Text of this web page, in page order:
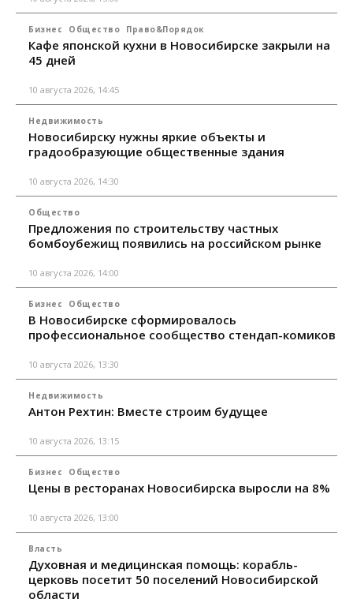
Бизнес Общество Право&Порядок
Кафе японской кухни в Новосибирске закрыли на
45 дней
10 августа 2026, 14:45
Недвижимость
Новосибирску нужны яркие объекты и
градообразующие общественные здания
10 августа 2026, 14:30
Общество
Предложения по строительству частных
бомбоубежищ появились на российском рынке
10 августа 2026, 14:00
Бизнес Общество
В Новосибирске сформировалось
профессиональное сообщество стендап-комиков
10 августа 2026, 13:30
Недвижимость
Антон Рехтин: Вместе строим будущее
10 августа 2026, 13:15
Бизнес Общество
Цены в ресторанах Новосибирска выросли на 8%
10 августа 2026, 13:00
Власть
Духовная и медицинская помощь: корабль-
церковь посетит 50 поселений Новосибирской
области